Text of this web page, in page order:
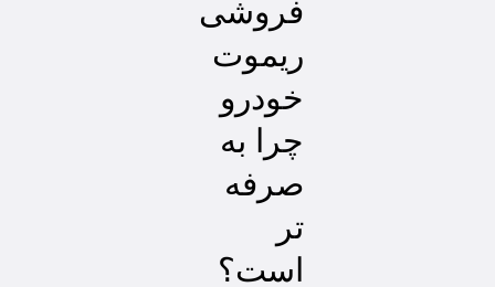
فروشی
ریموت
خودرو
چرا به
صرفه
تر
است؟